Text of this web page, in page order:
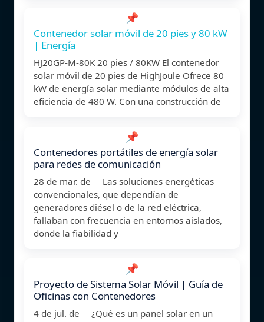
📌
Contenedor solar móvil de 20 pies y 80 kW
| Energía
HJ20GP-M-80K 20 pies / 80KW El contenedor
solar móvil de 20 pies de HighJoule Ofrece 80
kW de energía solar mediante módulos de alta
eficiencia de 480 W. Con una construcción de
📌
Contenedores portátiles de energía solar
para redes de comunicación
28 de mar. de Las soluciones energéticas
convencionales, que dependían de
generadores diésel o de la red eléctrica,
fallaban con frecuencia en entornos aislados,
donde la fiabilidad y
📌
Proyecto de Sistema Solar Móvil | Guía de
Oficinas con Contenedores
4 de jul. de ¿Qué es un panel solar en un